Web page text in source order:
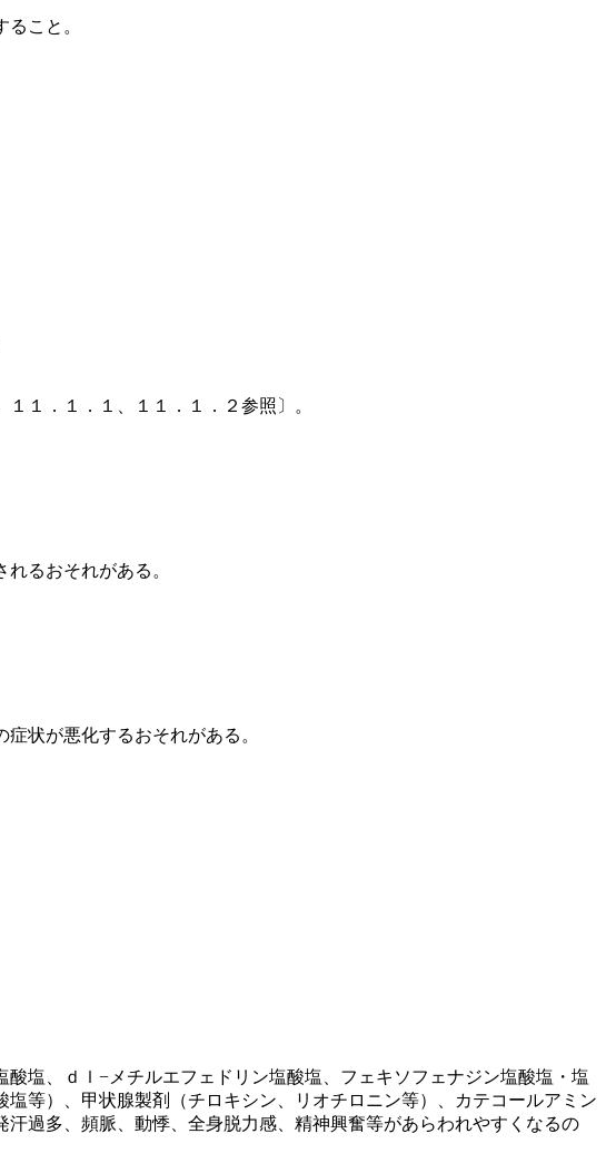
こと。
１．１．１、１１．１．２参照〕。
るおそれがある。
状が悪化するおそれがある。
塩、ｄｌ−メチルエフェドリン塩酸塩、フェキソフェナジン塩酸塩・塩
等）、甲状腺製剤（チロキシン、リオチロニン等）、カテコールアミン
過多、頻脈、動悸、全身脱力感、精神興奮等があらわれやすくなるの